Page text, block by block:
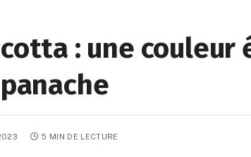
: une
5 MIN DE LECTURE